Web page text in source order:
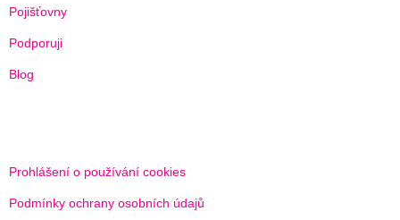
Pojišťovny
Podporuji
Blog
Prohlášení o používání cookies
Podmínky ochrany osobních údajů